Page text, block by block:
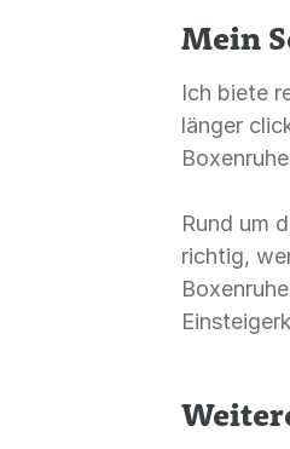
Mein
Ich biete
länger
Rund um
richtig,